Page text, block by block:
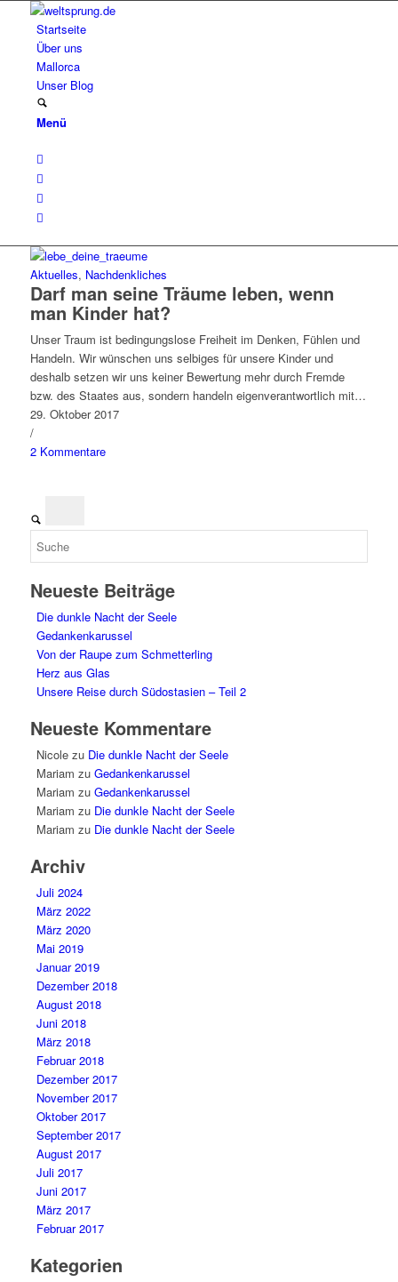
Startseite
Über uns
Mallorca
Unser Blog
Menü
Aktuelles, Nachdenkliches
Darf man seine Träume leben, wenn
man Kinder hat?
Unser Traum ist bedingungslose Freiheit im Denken, Fühlen und
Handeln. Wir wünschen uns selbiges für unsere Kinder und
deshalb setzen wir uns keiner Bewertung mehr durch Fremde
bzw. des Staates aus, sondern handeln eigenverantwortlich mit…
29. Oktober 2017
/
2 Kommentare
Neueste Beiträge
Die dunkle Nacht der Seele
Gedankenkarussel
Von der Raupe zum Schmetterling
Herz aus Glas
Unsere Reise durch Südostasien – Teil 2
Neueste Kommentare
Nicolezu Die dunkle Nacht der Seele
Mariam zu Gedankenkarussel
Mariam zu Gedankenkarussel
Mariam zu Die dunkle Nacht der Seele
Mariam zu Die dunkle Nacht der Seele
Archiv
Juli 2024
März 2022
März 2020
Mai 2019
Januar 2019
Dezember 2018
August 2018
Juni 2018
März 2018
Februar 2018
Dezember 2017
November 2017
Oktober 2017
September 2017
August 2017
Juli 2017
Juni 2017
März 2017
Februar 2017
Kategorien